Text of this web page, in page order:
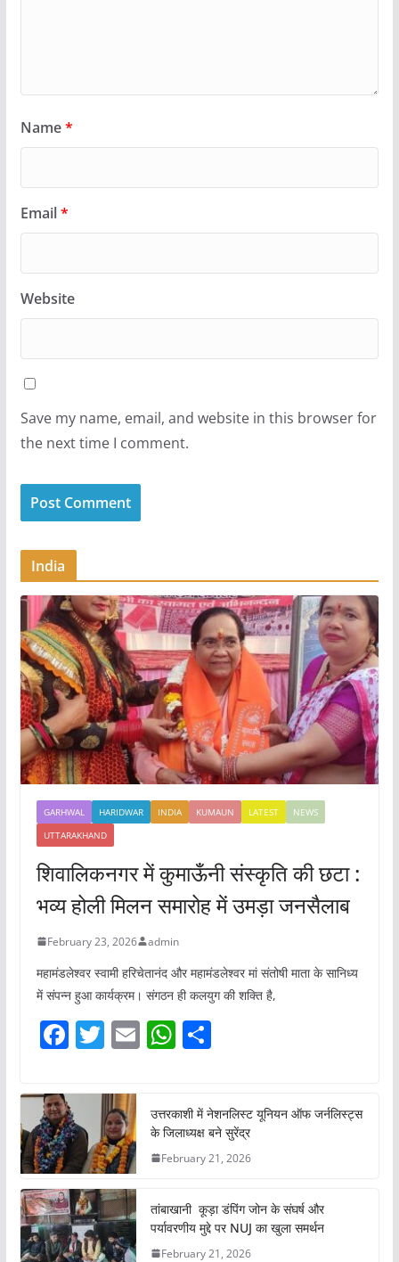
Name*
Email*
Website
Save my name, email, and website in this browser for
the next time I comment.
India
GARHWAL HARIDWAR INDIA KUMAUN LATEST
NEWS
UTTARAKHAND
शिवालिकनगर में कुमाऊँनी संस्कृति की छटा :
भव्य होली मिलन समारोह में उमड़ा जनसैलाब
February 23, 2026 admin
महामंडलेश्वर स्वामी हरिचेतानंद और महामंडलेश्वर मां संतोषी माता के सानिध्य
में संपन्न हुआ कार्यक्रम। संगठन ही कलयुग की शक्ति है,
F
c
e
b
o
o
k
T
itt
er
E W
s
A
p
S
e
उत्तरकाशी में नेशनलिस्ट यूनियन ऑफ जर्नलिस्ट्स
के जिलाध्यक्ष बने सुरेंद्र
February 21, 2026
तांबाखानी कूड़ा डंपिंग जोन के संघर्ष और
पर्यावरणीय मुद्दे पर NUJ का खुला समर्थन
February 21, 2026